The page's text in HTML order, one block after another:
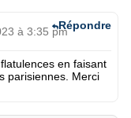
à 3:35 pm
en faisant
parisiennes. Merci
Répondre